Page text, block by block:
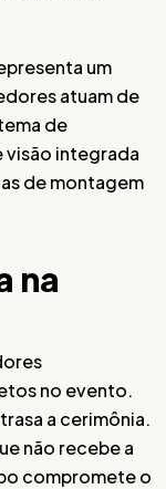
um
atuam de
de
visão integrada
de montagem
na
no evento.
a cerimônia.
não recebe a
compromete o